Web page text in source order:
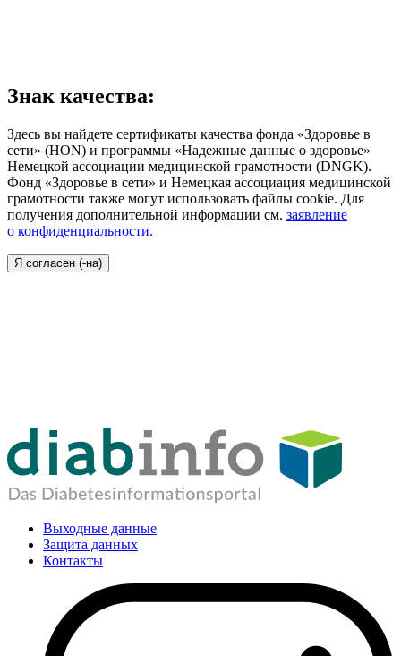
Знак качества:
Здесь вы найдете сертификаты качества фонда «Здоровье в
сети» (HON) и программы «Надежные данные о здоровье»
Немецкой ассоциации медицинской грамотности (DNGK).
Фонд «Здоровье в сети» и Немецкая ассоциация медицинской
грамотности также могут использовать файлы cookie. Для
получения дополнительной информации см. заявление
о конфиденциальности.
Я согласен (-на)
Выходные данные
Защита данных
Контакты